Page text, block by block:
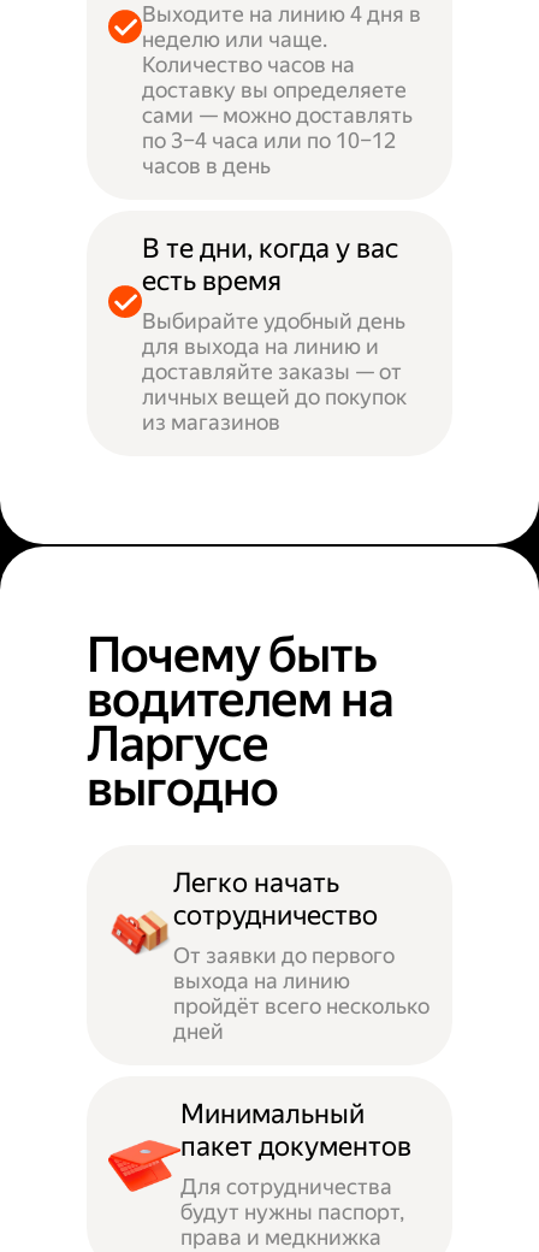
Выходите на линию 4 дня в
неделю или чаще.
Количество часов на
доставку вы определяете
сами — можно доставлять
по 3–4 часа или по 10–12
часов в день
В те дни, когда у вас
есть время
Выбирайте удобный день
для выхода на линию и
доставляйте заказы — от
личных вещей до покупок
из магазинов
Почему быть
водителем на
Ларгусе
выгодно
Легко начать
сотрудничество
От заявки до первого
выхода на линию
пройдёт всего несколько
дней
Минимальный
пакет документов
Для сотрудничества
будут нужны паспорт,
права и медкнижка